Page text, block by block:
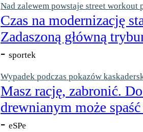
Nad zalewem powstaje street workout
Czas na modernizację
Zadaszoną główną
- sportek
Wypadek podczas pokazów
Masz rację, zabronić.
drewnianym może
- eSPe